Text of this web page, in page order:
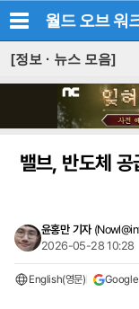
월드 오브 워
[정보 · 뉴스 모음]
밸브, 반도체
윤홍만 기자 (
2026-05-28 10:28
English(영문) Google